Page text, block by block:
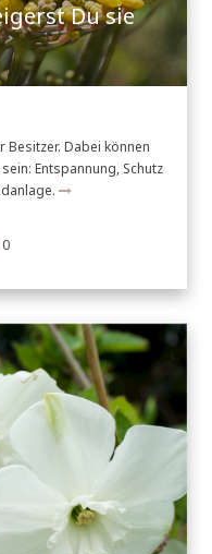
Du sie
Dabei können
Entspannung, Schutz
0